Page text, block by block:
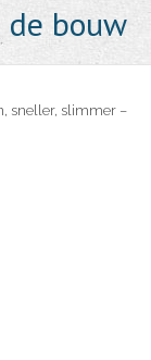
bouw
sneller, slimmer –